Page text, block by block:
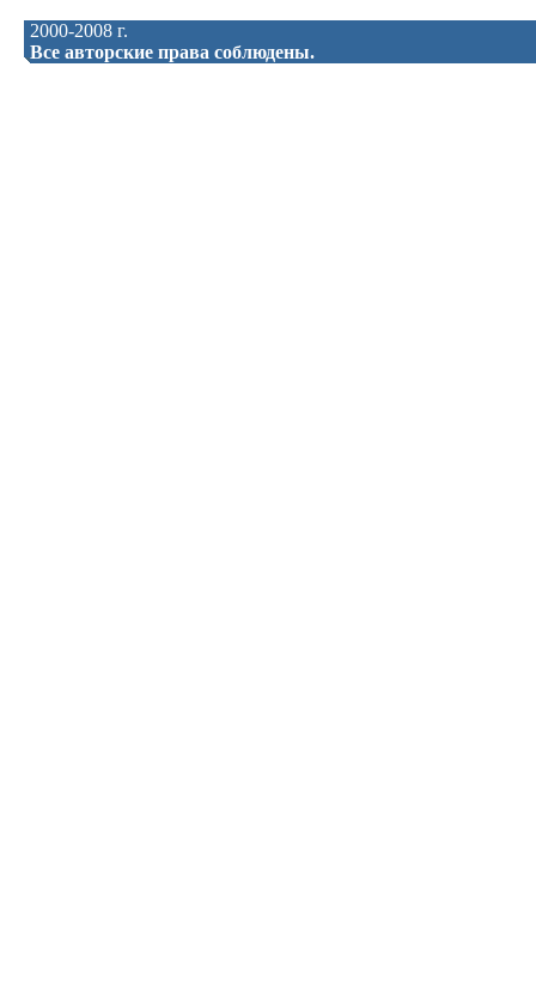
2000-2008 г.
Все авторские права соблюдены.